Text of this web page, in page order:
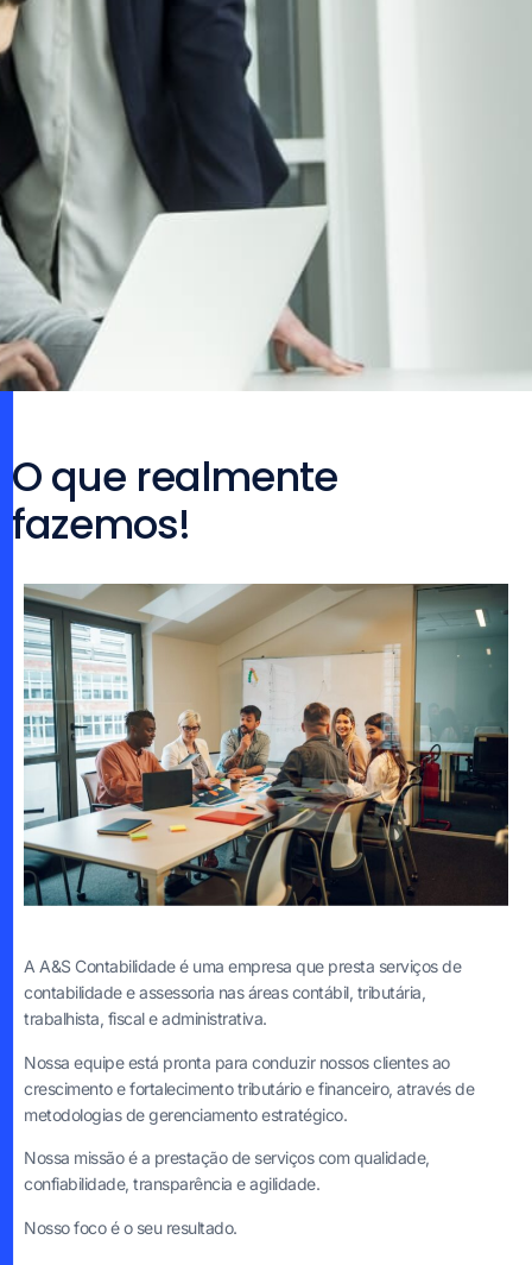
O que realmente
fazemos!
A A&S Contabilidade é uma empresa que presta serviços de
contabilidade e assessoria nas áreas contábil, tributária,
trabalhista, fiscal e administrativa.
Nossa equipe está pronta para conduzir nossos clientes ao
crescimento e fortalecimento tributário e financeiro, através de
metodologias de gerenciamento estratégico.
Nossa missão é a prestação de serviços com qualidade,
confiabilidade, transparência e agilidade.
Nosso foco é o seu resultado.